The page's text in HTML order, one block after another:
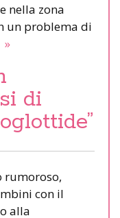
nella zona
un problema di
»
di
rumoroso,
con il
alla